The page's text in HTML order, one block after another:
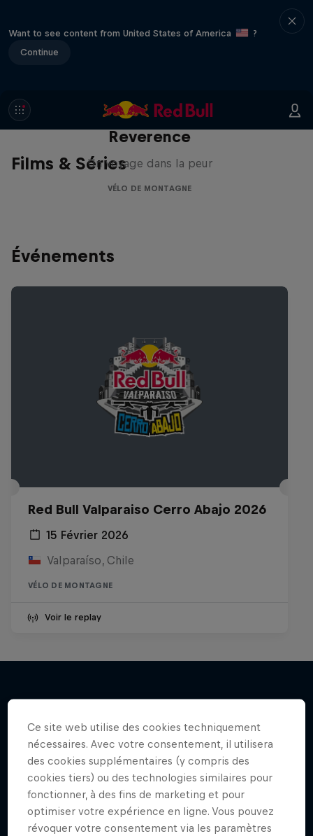
Want to see content from United States of America
?
Continue
Films & Séries
Reverence
Un voyage dans la peur
VÉLO DE MONTAGNE
Événements
Red Bull Valparaiso Cerro Abajo 2026
15 Février 2026
Valparaíso, Chile
VÉLO DE MONTAGNE
Voir le replay
J'EN VEUX ENCORE !
Ce site web utilise des cookies techniquement
nécessaires. Avec votre consentement, il utilisera
des cookies supplémentaires (y compris des
cookies tiers) ou des technologies similaires pour
fonctionner, à des fins de marketing et pour
optimiser votre expérience en ligne. Vous pouvez
révoquer votre consentement via les paramètres